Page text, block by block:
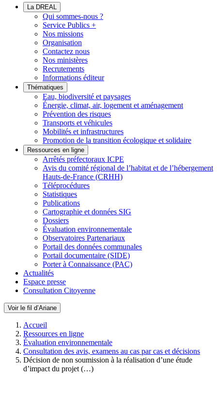
La DREAL
Qui sommes-nous ?
Service Publics +
Nos missions
Organisation
Contactez nous
Nos ministères
Recrutements
Informations éditeur
Thématiques
Eau, biodiversité et paysages
Énergie, climat, air, logement et aménagement
Prévention des risques
Transports et véhicules
Mobilités et infrastructures
Promotion de la transition écologique et solidaire
Ressources en ligne
Arrêtés préfectoraux ICPE
Avis du comité régional de l’habitat et de l’hébergement
Hauts-de-France (CRHH)
Téléprocédures
Statistiques
Publications
Cartographie et données SIG
Dossiers
Évaluation environnementale
Observatoires Partenariaux
Portail des données communales
Portail documentaire (SIDE)
Porter à Connaissance (PAC)
Actualités
Espace presse
Consultation Citoyenne
Voir le fil d’Ariane
Accueil
Ressources en ligne
Évaluation environnementale
Consultation des avis, examens au cas par cas et décisions
Décision de non soumission à la réalisation d’une étude
d’impact du projet (…)